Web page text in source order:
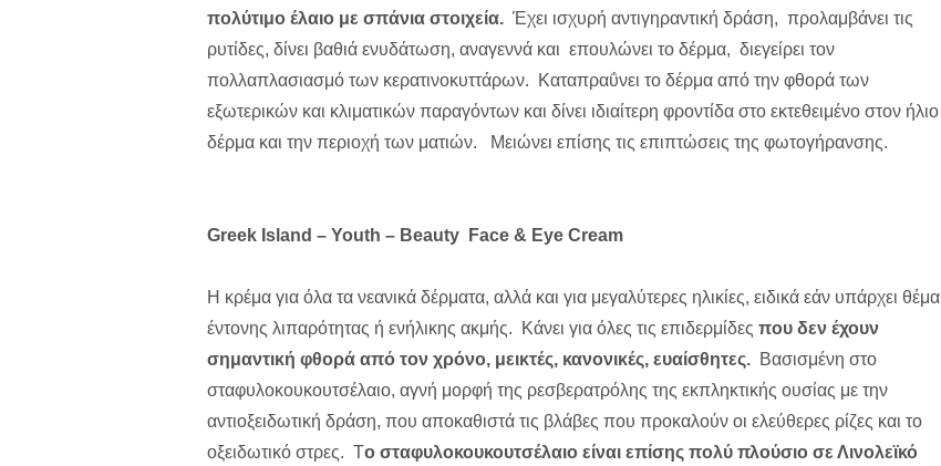
πολύτιμο έλαιο με σπάνια στοιχεία. Έχει ισχυρή αντιγηραντική δράση, προλαμβάνει τις
ρυτίδες, δίνει βαθιά ενυδάτωση, αναγεννά και επουλώνει το δέρμα, διεγείρει τον
πολλαπλασιασμό των κερατινοκυττάρων. Καταπραΰνει το δέρμα από την φθορά των
εξωτερικών και κλιματικών παραγόντων και δίνει ιδιαίτερη φροντίδα στο εκτεθειμένο στον ήλιο
δέρμα και την περιοχή των ματιών. Μειώνει επίσης τις επιπτώσεις της φωτογήρανσης.
Greek Island – Youth – Beauty Face & Eye Cream
H κρέμα για όλα τα νεανικά δέρματα, αλλά και για μεγαλύτερες ηλικίες, ειδικά εάν υπάρχει θέμα
έντονης λιπαρότητας ή ενήλικης ακμής. Κάνει για όλες τις επιδερμίδες που δεν έχουν
σημαντική φθορά από τον χρόνο, μεικτές, κανονικές, ευαίσθητες. Βασισμένη στο
σταφυλοκουκουτσέλαιο, αγνή μορφή της ρεσβερατρόλης της εκπληκτικής ουσίας με την
αντιοξειδωτική δράση, που αποκαθιστά τις βλάβες που προκαλούν οι ελεύθερες ρίζες και το
οξειδωτικό στρες. Το σταφυλοκουκουτσέλαιο είναι επίσης πολύ πλούσιο σε Λινολεϊκό